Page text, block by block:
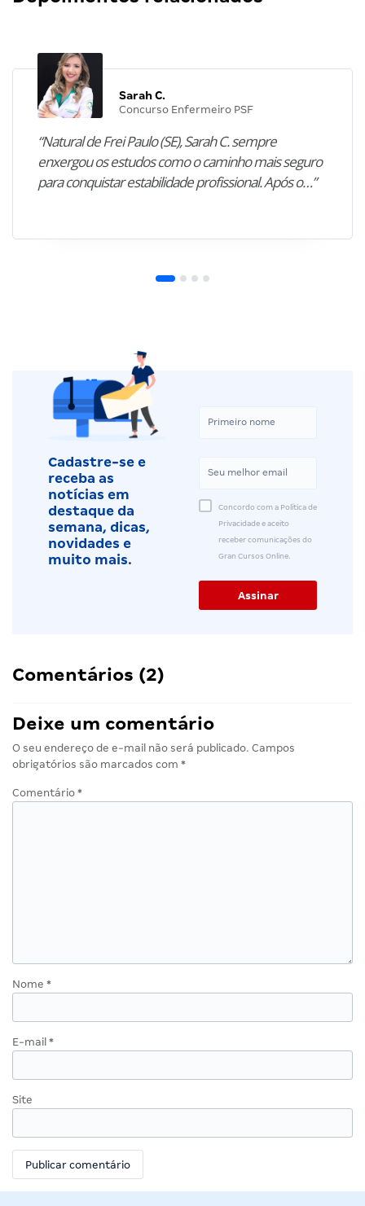
Sarah C.
Concurso Enfermeiro PSF
“Natural de Frei Paulo (SE), Sarah C. sempre
enxergou os estudos como o caminho mais seguro
para conquistar estabilidade profissional. Após o…”
Cadastre-se e
receba as
notícias em
destaque da
semana, dicas,
novidades e
muito mais.
Concordo com a Política de
Privacidade e aceito
receber comunicações do
Gran Cursos Online.
Comentários (2)
Deixe um comentário
O seu endereço de e-mail não será publicado. Campos
obrigatórios são marcados com *
Comentário *
Nome *
E-mail *
Site